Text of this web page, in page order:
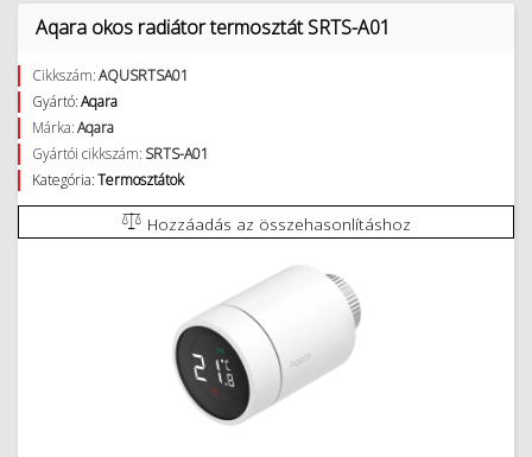
Aqara okos radiátor termosztát SRTS-A01
Cikkszám:AQUSRTSA01
Gyártó:Aqara
Márka:Aqara
Gyártói cikkszám: SRTS-A01
Kategória:Termosztátok
Hozzáadás az összehasonlításhoz